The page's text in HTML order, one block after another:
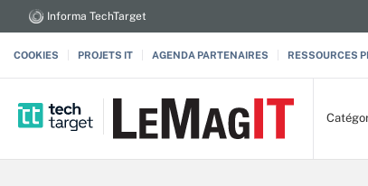
Informa TechTarget
COOKIES PROJETS IT AGENDA PARTENAIRES RESSOURCES